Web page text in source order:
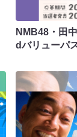
NMB48・田
dバリューパ